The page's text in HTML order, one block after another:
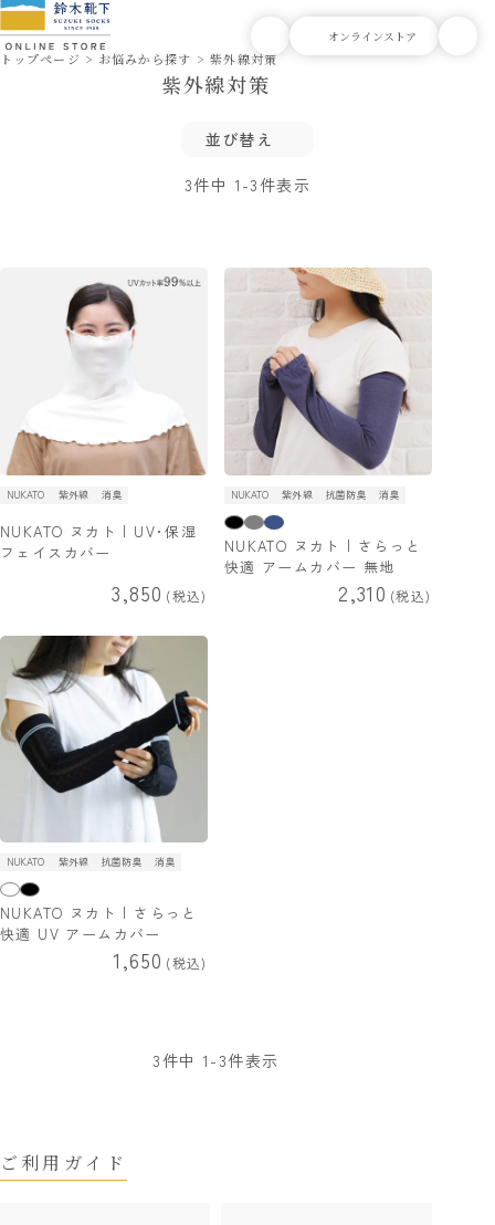
トップページ お悩みから探す 紫外線対策
紫外線対策
並び替え
3件中 1 -3 件表示
NUKATO 紫外線 消臭
NUKATO ヌカト | UV･保湿
フェイスカバー
3,850 税込
NUKATO 紫外線 抗菌防臭 消臭
NUKATO ヌカト | さらっと
快適 アームカバー 無地
2,310 税込
NUKATO 紫外線 抗菌防臭 消臭
NUKATO ヌカト | さらっと
快適 UV アームカバー
1,650 税込
3 件中 1 -3件表示
ご利用ガイド